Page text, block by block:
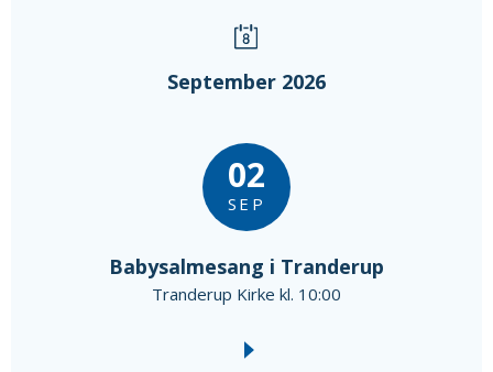
September 2026
02
SEP
Babysalmesang i Tranderup
Tranderup Kirke kl. 10:00